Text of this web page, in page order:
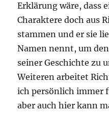
Erklärung wäre, dass
Charaktere doch aus
stammen und er sie
Namen nennt, um
seiner Geschichte zu
Weiteren arbeitet
ich persönlich immer
aber auch hier kann